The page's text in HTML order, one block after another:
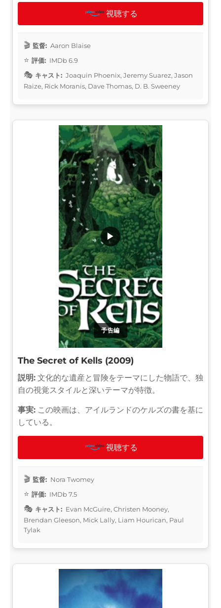
視聴する
監督: Aaron Blaise
評価: IMDb 6.9
キャスト: Joaquin Phoenix, Jeremy Suarez, Jason
Raize, Rick Moranis, Dave Thomas, D. B. Sweeney
予告編
▶
The Secret of Kells (2009)
説明: 文化的な遺産と冒険をテーマにした物語で、独
自の視覚スタイルと深いテーマが特徴。
事実: この映画は、アイルランドのケルズの書を基に
している。
視聴する
監督: Nora Twomey
評価: IMDb 7.5
キャスト: Evan McGuire, Christen Mooney,
Brendan Gleeson, Mick Lally, Liam Hourican, Paul
Tylak